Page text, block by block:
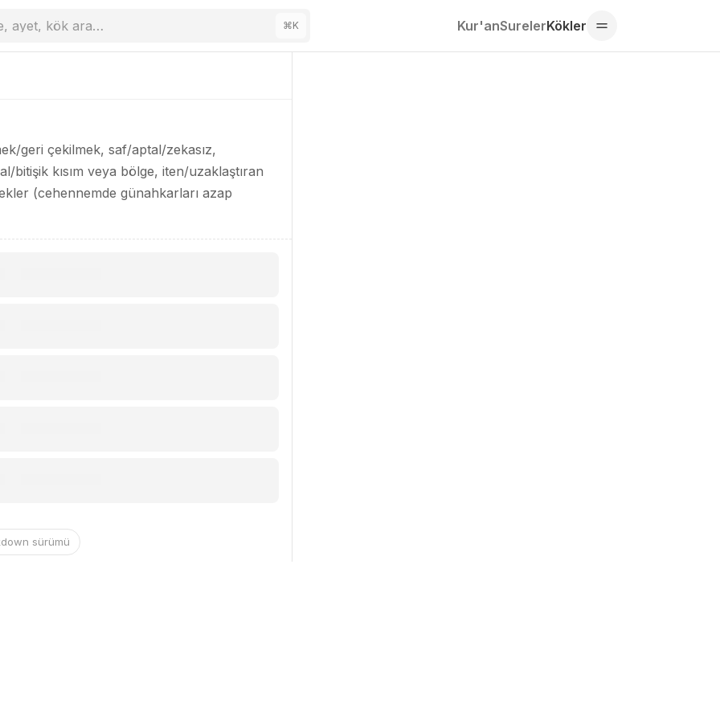
ayet, kök ara… ⌘K Kur'anSurelerKökler
geri çekilmek, saf/aptal/zekasız,
bitişik kısım veya bölge, iten/uzaklaştıran
(cehennemde günahkarları azap
sürümü